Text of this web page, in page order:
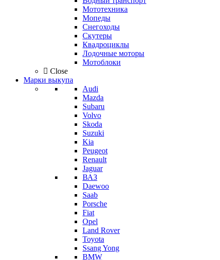
Мототехника
Мопеды
Снегоходы
Скутеры
Квадроциклы
Лодочные моторы
Мотоблоки
Close
Марки выкупа
Audi
Mazda
Subaru
Volvo
Skoda
Suzuki
Kia
Peugeot
Renault
Jaguar
ВАЗ
Daewoo
Saab
Porsche
Fiat
Opel
Land Rover
Toyota
Ssang Yong
BMW